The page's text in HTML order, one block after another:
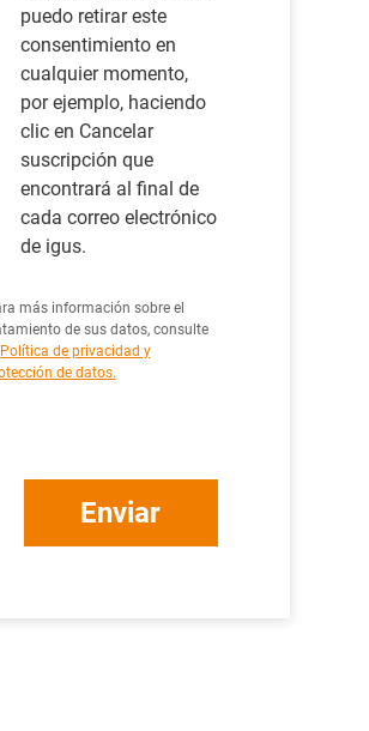
puedo retirar este
consentimiento en
cualquier momento,
por ejemplo, haciendo
clic en Cancelar
suscripción que
encontrará al final de
cada correo electrónico
de igus.
más información sobre el
de sus datos, consulte
Política de privacidad y
de datos.